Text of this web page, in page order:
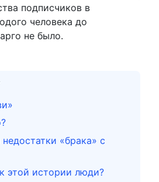
подписчиков в
человека до
не было.
«брака» с
этой истории люди?